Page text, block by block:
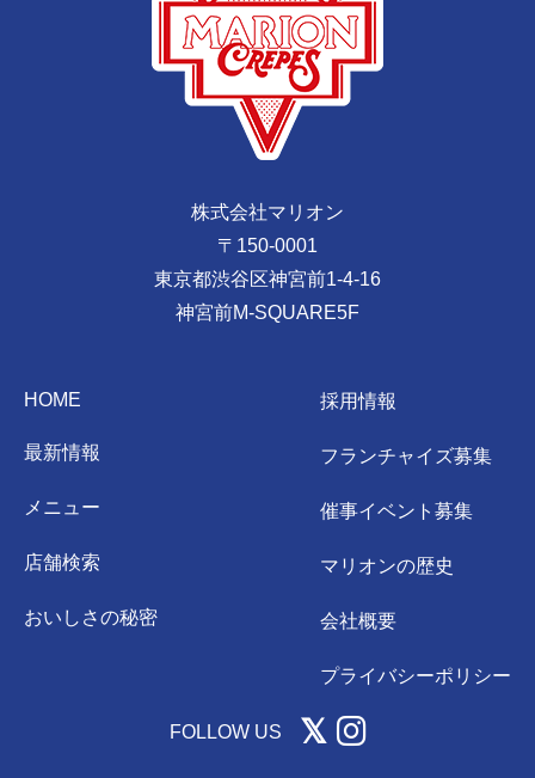
株式会社マリオン
〒150-0001
東京都渋谷区神宮前1-4-16
神宮前M-SQUARE5F
HOME
最新情報
メニュー
店舗検索
おいしさの秘密
採用情報
フランチャイズ募集
催事イベント募集
マリオンの歴史
会社概要
プライバシーポリシー
FOLLOW US